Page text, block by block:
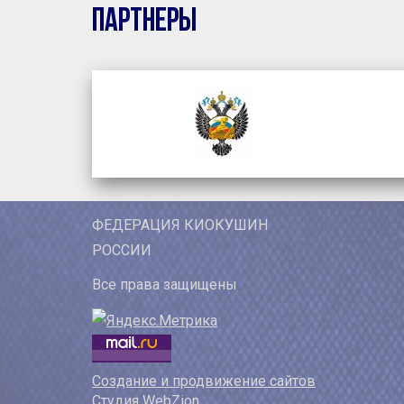
Партнеры
ФЕДЕРАЦИЯ КИОКУШИН
РОССИИ
Все права защищены
Создание и продвижение сайтов